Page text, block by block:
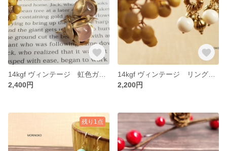
14kgf ヴィンテージ 虹色ガラスのピアス
2,400円
2,200円
残り1点